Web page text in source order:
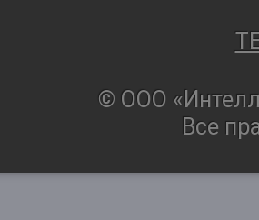
© ООО
Все